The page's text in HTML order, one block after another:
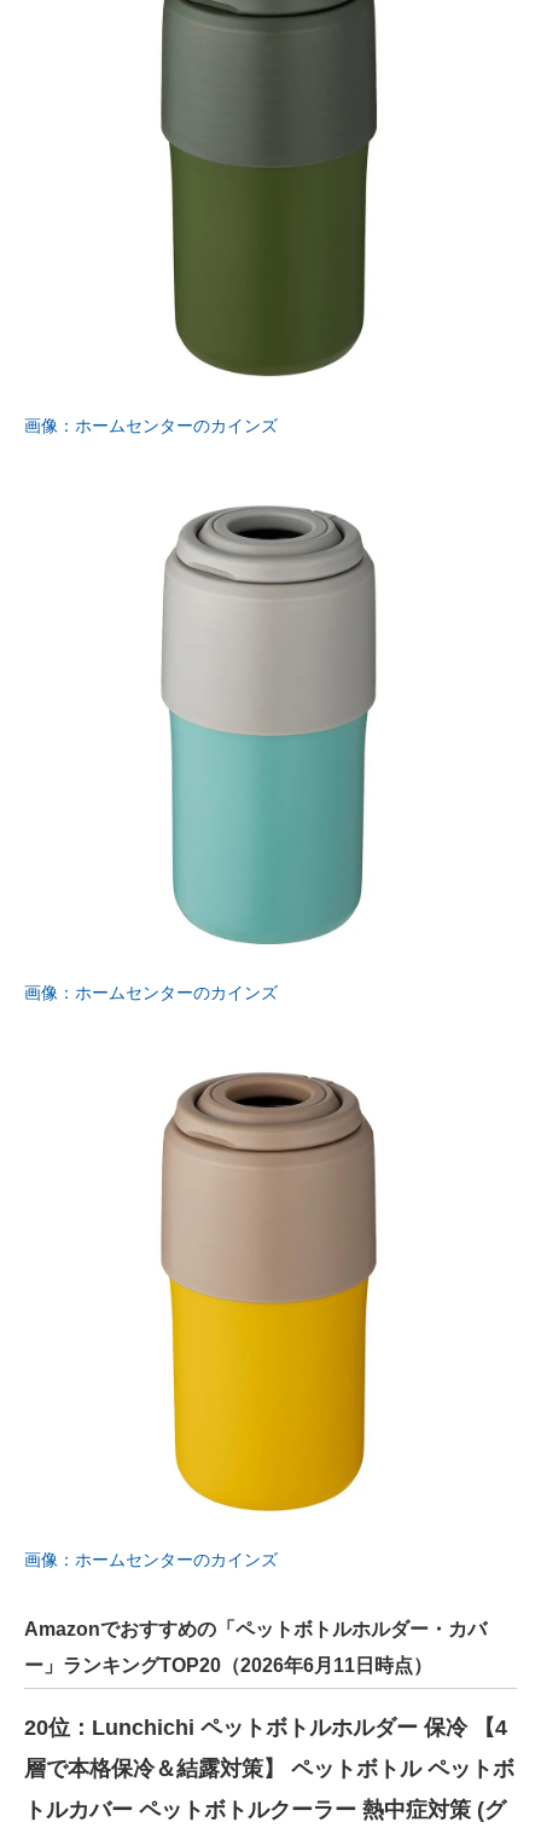
画像：ホームセンターのカインズ
画像：ホームセンターのカインズ
画像：ホームセンターのカインズ
Amazonでおすすめの「ペットボトルホルダー・カバ
ー」ランキングTOP20（2026年6月11日時点）
20位：Lunchichi ペットボトルホルダー 保冷 【4
層で本格保冷＆結露対策】 ペットボトル ペットボ
トルカバー ペットボトルクーラー 熱中症対策 (グ